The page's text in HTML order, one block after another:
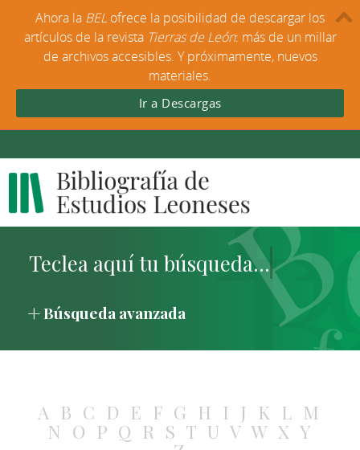
Búsqueda avanzada
A B C D E F G H I J K L M
N O P Q R S T U V W X Y
Ahora la BEL ofrece la posibilidad de descargar los
artículos de la revista Tierras de León: más de un millar
de archivos accesibles. Y próximamente, nuevos
materiales.
Ir a Descargas